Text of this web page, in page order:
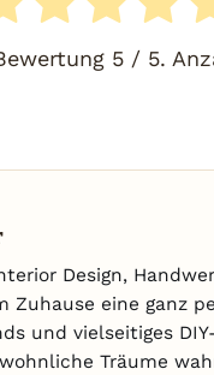
5/ 5.
Design,
Zuhause eine ganz
und vielseitiges
Träume